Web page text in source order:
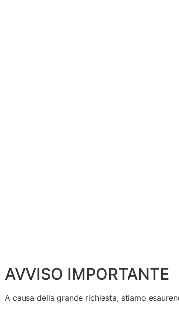
AVVISO IMPORTANTE
A causa della grande richiesta, stiamo